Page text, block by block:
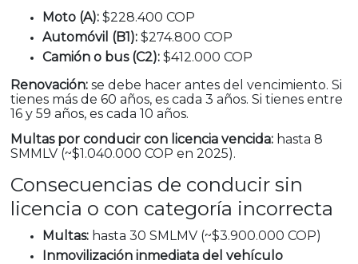
Moto (A):$228.400 COP
Automóvil (B1):$274.800 COP
Camión o bus (C2):$412.000 COP
Renovación:se debe hacer antes del vencimiento. Si
tienes más de 60 años, es cada 3 años. Si tienes entre
16 y 59 años, es cada 10 años.
Multas por conducir con licencia vencida:hasta 8
SMMLV (~$1.040.000 COP en 2025).
Consecuencias de conducir sin
licencia o con categoría incorrecta
Multas:hasta 30 SMLMV (~$3.900.000 COP)
Inmovilización inmediata del vehículo